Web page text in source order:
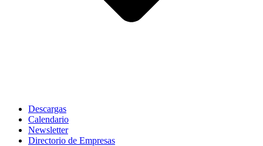
Descargas
Calendario
Newsletter
Directorio de Empresas